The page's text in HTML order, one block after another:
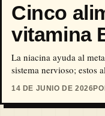
Cinco
vitamina
La niacina ayuda al
sistema nervioso; estos
14 DE JUNIO DE 2026